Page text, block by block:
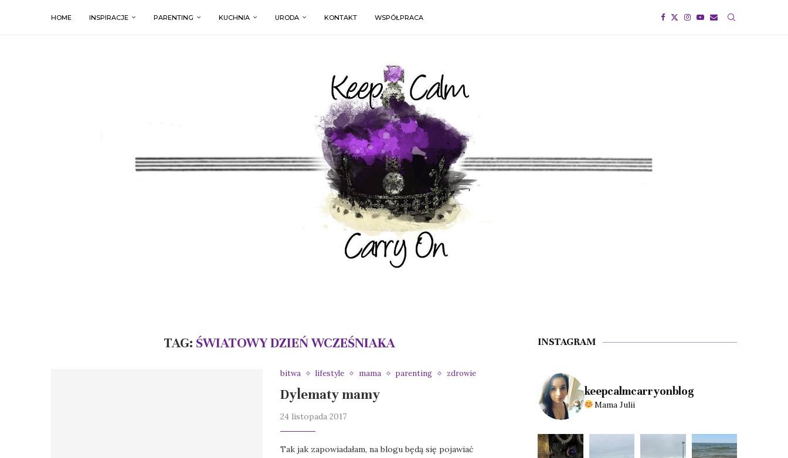
HOME INSPIRACJE PARENTING KUCHNIA URODA KONTAKT WSPÓŁPRACA
TAG: ŚWIATOWY DZIEŃ WCZEŚNIAKA
bitwa lifestyle mama parenting zdrowie
Dylematy mamy
24 listopada 2017
Tak jak zapowiadałam, na blogu będą się pojawiać
INSTAGRAM
keepcalmcarryonblog
Mama Julii